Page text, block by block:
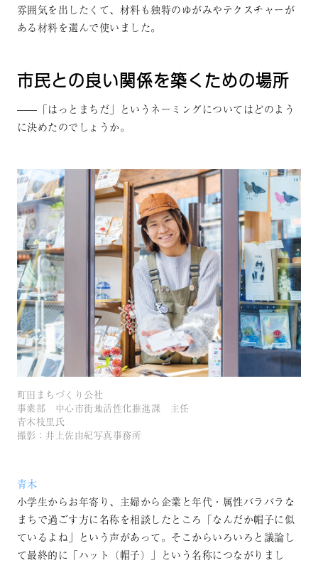
雰囲気を出したくて、材料も独特のゆがみやテクスチャーが
ある材料を選んで使いました。
市民との良い関係を築くための場所
——「はっとまちだ」というネーミングについてはどのよう
に決めたのでしょうか。
町田まちづくり公社
事業部 中心市街地活性化推進課 主任
青木枝里氏
撮影：井上佐由紀写真事務所
青木
小学生からお年寄り、主婦から企業と年代・属性バラバラな
まちで過ごす方に名称を相談したところ「なんだか帽子に似
ているよね」という声があって。そこからいろいろと議論し
て最終的に「ハット（帽子）」という名称につながりまし